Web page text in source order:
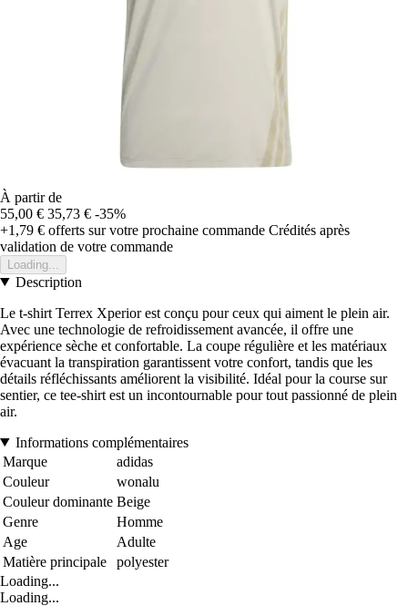
À partir de
55,00 € 35,73 € -35%
+1,79 € offerts sur votre prochaine commande Crédités après
validation de votre commande
Loading...
Description
Le t-shirt Terrex Xperior est conçu pour ceux qui aiment le plein air.
Avec une technologie de refroidissement avancée, il offre une
expérience sèche et confortable. La coupe régulière et les matériaux
évacuant la transpiration garantissent votre confort, tandis que les
détails réfléchissants améliorent la visibilité. Idéal pour la course sur
sentier, ce tee-shirt est un incontournable pour tout passionné de plein
air.
Informations complémentaires
Marque
adidas
Couleur
wonalu
Couleur dominante Beige
Genre
Homme
Age
Adulte
Matière principale
polyester
Loading...
Loading...